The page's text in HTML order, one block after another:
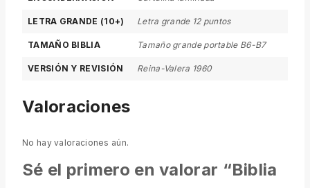
LETRA GRANDE (10+) Letra grande 12 puntos
TAMAÑO BIBLIA Tamaño grande portable B6-B7
VERSIÓN Y REVISIÓN Reina-Valera 1960
Valoraciones
No hay valoraciones aún.
Sé el primero en valorar “Biblia